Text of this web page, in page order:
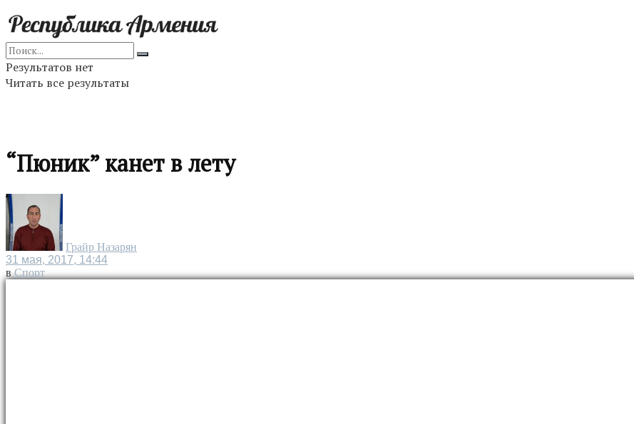
Результатов нет
Читать все результаты
“Пюник” канет в лету
Грайр Назарян
31 мая, 2017, 14:44
в Спорт